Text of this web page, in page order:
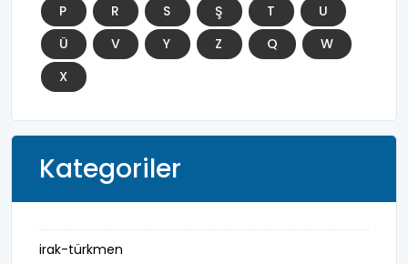
P
R S Ş T
U
Ü
V Y Z Q
W
X
Kategoriler
irak-türkmen